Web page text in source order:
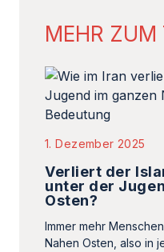
MEHR ZUM
1. Dezember 2025
Verliert der
unter der
Osten?
Immer mehr
Nahen Osten, also in